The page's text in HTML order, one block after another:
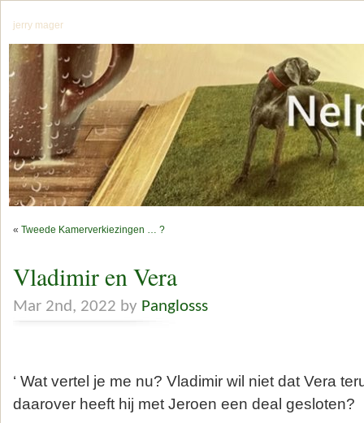
jerry mager
« Tweede Kamerverkiezingen … ?
Vladimir en Vera
Mar 2nd, 2022 by Panglosss
‘ Wat vertel je me nu? Vladimir wil niet dat Vera
daarover heeft hij met Jeroen een deal gesloten?